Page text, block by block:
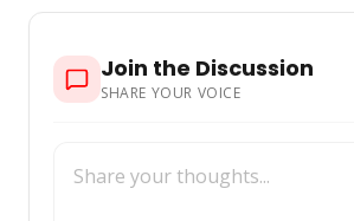
Join the Discussion
SHARE YOUR VOICE